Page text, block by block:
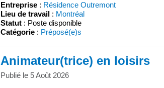
Entreprise : Résidence Outremont
Lieu de travail : Montréal
Statut : Poste disponible
Catégorie : Préposé(e)s
Animateur(trice) en loisirs
Publié le 5 Août 2026